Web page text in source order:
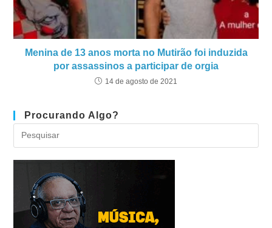
Menina de 13 anos morta no Mutirão foi induzida
por assassinos a participar de orgia
14 de agosto de 2021
Procurando Algo?